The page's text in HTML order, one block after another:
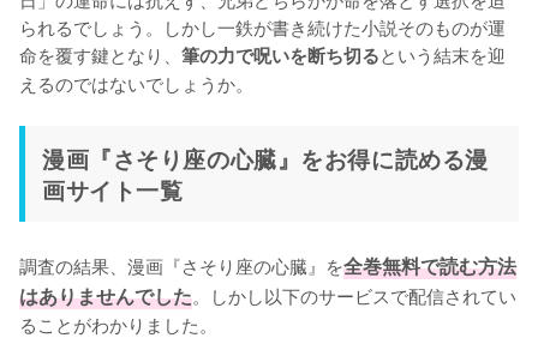
られるでしょう。しかし一鉄が書き続けた小説そのものが運
命を覆す鍵となり、 筆の力で呪いを断ち切るという結末を迎
えるのではないでしょうか。
漫画『さそり座の心臓』をお得に読める漫
画サイト一覧
調査の結果、漫画『さそり座の心臓』を全巻無料で読む方法
はありませんでした。しかし以下のサービスで配信されてい
ることがわかりました。